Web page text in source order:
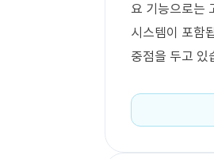
요 기능으로는
시스템이 포함
중점을 두고 있